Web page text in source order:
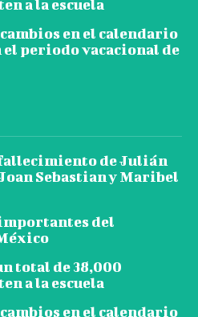
a la escuela
en el calendario
periodo vacacional de
de Julián
Sebastian y Maribel
del
total de 38,000
a la escuela
en el calendario